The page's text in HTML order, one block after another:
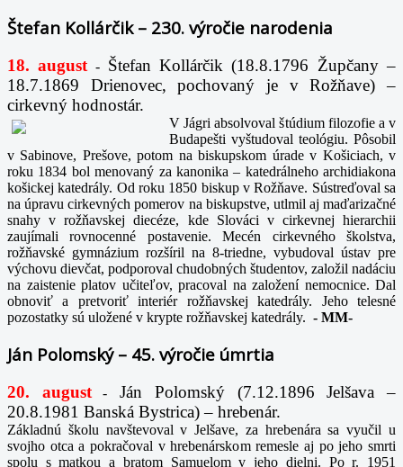
Štefan Kollárčik – 230. výročie narodenia
18. august -
Štefan Kollárčik (18.8.1796 Župčany –
18.7.1869 Drienovec, pochovaný je v Rožňave) –
cirkevný hodnostár.
V Jágri absolvoval štúdium filozofie a v
Budapešti vyštudoval teológiu. Pôsobil
v Sabinove, Prešove, potom na biskupskom úrade v Košiciach, v
roku 1834 bol menovaný za kanonika – katedrálneho archidiakona
košickej katedrály. Od roku 1850 biskup v Rožňave. Sústreďoval sa
na úpravu cirkevných pomerov na biskupstve, utlmil aj maďarizačné
snahy v rožňavskej diecéze, kde Slováci v cirkevnej hierarchii
zaujímali rovnocenné postavenie. Mecén cirkevného školstva,
rožňavské gymnázium rozšíril na 8-triedne, vybudoval ústav pre
výchovu dievčat, podporoval chudobných študentov, založil nadáciu
na zaistenie platov učiteľov, pracoval na založení nemocnice. Dal
obnoviť a pretvoriť interiér rožňavskej katedrály. Jeho telesné
pozostatky sú uložené v krypte rožňavskej katedrály. - MM-
Ján Polomský – 45. výročie úmrtia
20. august-
Ján Polomský (7.12.1896 Jelšava –
20.8.1981 Banská Bystrica) – hrebenár.
Základnú školu navštevoval v Jelšave, za hrebenára sa vyučil u
svojho otca a pokračoval v hrebenárskom remesle aj po jeho smrti
spolu s matkou a bratom Samuelom v jeho dielni. Po r. 1951